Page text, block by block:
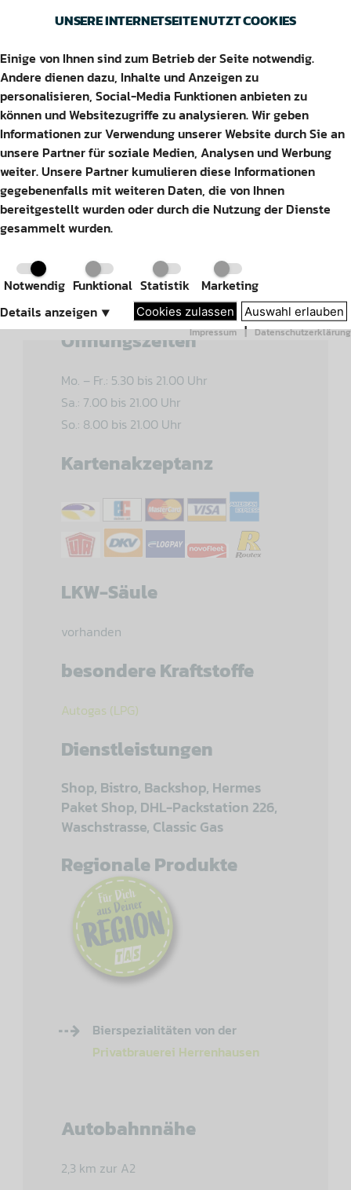
UNSERE INTERNETSEITE NUTZT COOKIES
Einige von Ihnen sind zum Betrieb der Seite notwendig.
Andere dienen dazu, Inhalte und Anzeigen zu
personalisieren, Social-Media Funktionen anbieten zu
können und Websitezugriffe zu analysieren. Wir geben
Informationen zur Verwendung unserer Website durch Sie an
unsere Partner für soziale Medien, Analysen und Werbung
weiter. Unsere Partner kumulieren diese Informationen
gegebenenfalls mit weiteren Daten, die von Ihnen
bereitgestellt wurden oder durch die Nutzung der Dienste
gesammelt wurden.
Notwendig Funktional Statistik Marketing
Cookies zulassen Auswahl erlauben
Details anzeigen ⯆
Impressum | Datenschutzerklärung
LANGENHAGEN ARAL
Adresse
Hannoversche Straße 52
30855 Langenhagen
Kontakt
Tel: 0511 – 784433
Öffnungszeiten
Mo. – Fr.: 5.30 bis 21.00 Uhr
Sa.: 7.00 bis 21.00 Uhr
So.: 8.00 bis 21.00 Uhr
Kartenakzeptanz
LKW-Säule
vorhanden
besondere Kraftstoffe
Autogas (LPG)
Dienstleistungen
Shop, Bistro, Backshop, Hermes
Paket Shop, DHL-Packstation 226,
Waschstrasse, Classic Gas
Regionale Produkte
Bierspezialitäten von der
Privatbrauerei Herrenhausen
Autobahnnähe
2,3 km zur A2